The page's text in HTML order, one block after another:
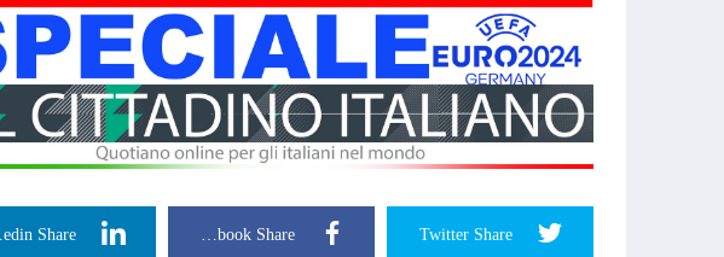
Twitter Share
Facebook Share